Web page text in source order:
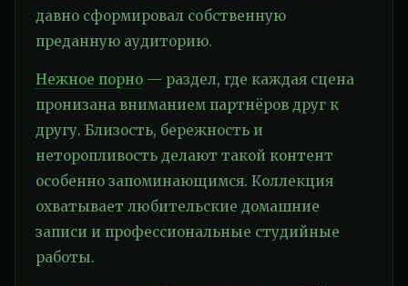
давно сформировал собственную
преданную аудиторию.
Нежное порно — раздел, где каждая сцена
пронизана вниманием партнёров друг к
другу. Близость, бережность и
неторопливость делают такой контент
особенно запоминающимся. Коллекция
охватывает любительские домашние
записи и профессиональные студийные
работы.